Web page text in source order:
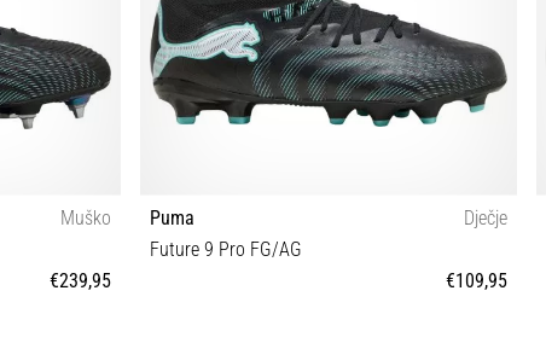
Muško
€239,95
Puma
Dječje
Future 9 Pro FG/AG
€109,95